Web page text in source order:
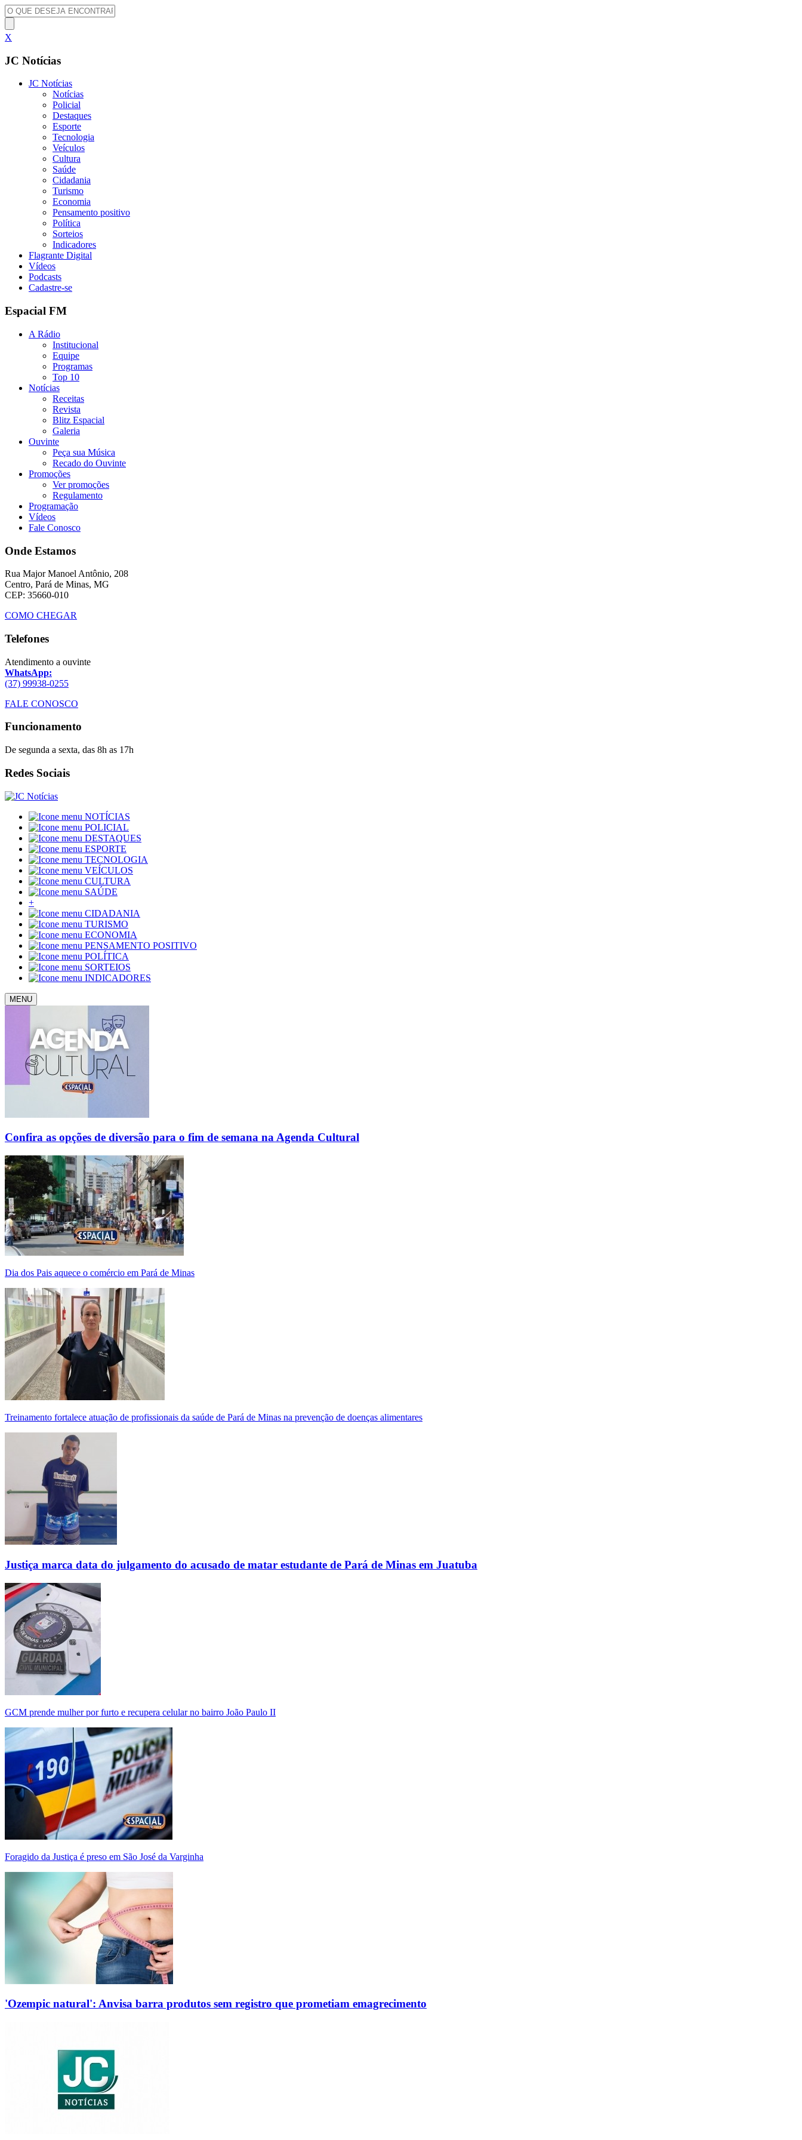
X
JC Notícias
JC Notícias
Notícias
Policial
Destaques
Esporte
Tecnologia
Veículos
Cultura
Saúde
Cidadania
Turismo
Economia
Pensamento positivo
Política
Sorteios
Indicadores
Flagrante Digital
Vídeos
Podcasts
Cadastre-se
Espacial FM
A Rádio
Institucional
Equipe
Programas
Top 10
Notícias
Receitas
Revista
Blitz Espacial
Galeria
Ouvinte
Peça sua Música
Recado do Ouvinte
Promoções
Ver promoções
Regulamento
Programação
Vídeos
Fale Conosco
Onde Estamos
Rua Major Manoel Antônio, 208
Centro, Pará de Minas, MG
CEP: 35660-010
COMO CHEGAR
Telefones
Atendimento a ouvinte
WhatsApp:
(37) 99938-0255
FALE CONOSCO
Funcionamento
De segunda a sexta, das 8h as 17h
Redes Sociais
NOTÍCIAS
POLICIAL
DESTAQUES
ESPORTE
TECNOLOGIA
VEÍCULOS
CULTURA
SAÚDE
+
CIDADANIA
TURISMO
ECONOMIA
PENSAMENTO POSITIVO
POLÍTICA
SORTEIOS
INDICADORES
MENU
Confira as opções de diversão para o fim de semana na Agenda Cultural
Dia dos Pais aquece o comércio em Pará de Minas
Treinamento fortalece atuação de profissionais da saúde de Pará de Minas na prevenção de doenças alimentares
Justiça marca data do julgamento do acusado de matar estudante de Pará de Minas em Juatuba
GCM prende mulher por furto e recupera celular no bairro João Paulo II
Foragido da Justiça é preso em São José da Varginha
'Ozempic natural': Anvisa barra produtos sem registro que prometiam emagrecimento